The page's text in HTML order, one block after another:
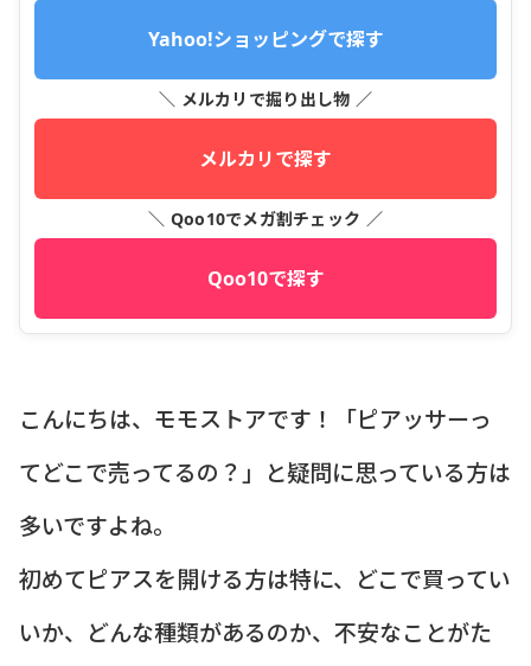
Yahoo!ショッピングで探す
＼ メルカリで掘り出し物 ／
メルカリで探す
＼ Qoo10でメガ割チェック ／
Qoo10で探す
こんにちは、モモストアです！「ピアッサーっ
てどこで売ってるの？」と疑問に思っている方は
多いですよね。
初めてピアスを開ける方は特に、どこで買ってい
いか、どんな種類があるのか、不安なことがた